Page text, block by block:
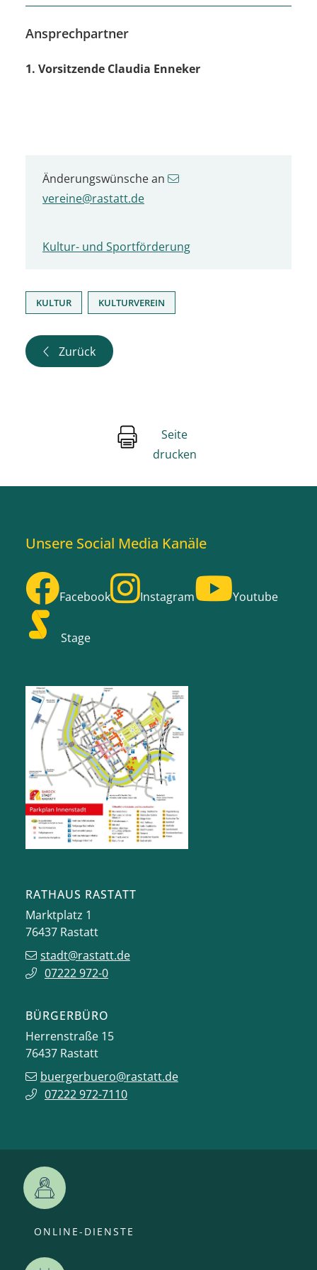
Ansprechpartner
1. Vorsitzende Claudia Enneker
Änderungswünsche an
vereine@rastatt.de
Kultur- und Sportförderung
KULTUR KULTURVEREIN
Zurück
Seite
drucken
Unsere Social Media Kanäle
Facebook Instagram Youtube
Stage
RATHAUS RASTATT
Marktplatz 1
76437 Rastatt
stadt@rastatt.de
07222 972-0
BÜRGERBÜRO
Herrenstraße 15
76437 Rastatt
buergerbuero@rastatt.de
07222 972-7110
ONLINE-DIENSTE